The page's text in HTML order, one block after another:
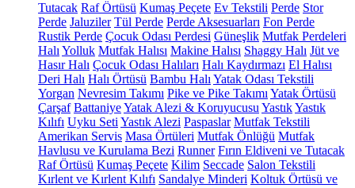
Tutacak Raf Örtüsü Kumaş Peçete Ev Tekstili Perde Stor
Perde Jaluziler Tül Perde Perde Aksesuarları Fon Perde
Rustik Perde Çocuk Odası Perdesi Güneşlik Mutfak Perdeleri
Halı Yolluk Mutfak Halısı Makine Halısı Shaggy Halı Jüt ve
Hasır Halı Çocuk Odası Halıları Halı Kaydırmazı El Halısı
Deri Halı Halı Örtüsü Bambu Halı Yatak Odası Tekstili
Yorgan Nevresim Takımı Pike ve Pike Takımı Yatak Örtüsü
Çarşaf BattaniyeYatak Alezi & Koruyucusu YastıkYastık
Kılıfı Uyku Seti Yastık Alezi Paspaslar Mutfak Tekstili
Amerikan Servis Masa Örtüleri Mutfak Önlüğü Mutfak
Havlusu ve Kurulama Bezi Runner Fırın Eldiveni ve Tutacak
Raf Örtüsü Kumaş Peçete Kilim Seccade Salon Tekstili
Kırlent ve Kırlent Kılıfı Sandalye Minderi Koltuk Örtüsü ve